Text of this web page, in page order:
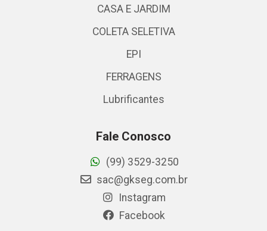
CASA E JARDIM
COLETA SELETIVA
EPI
FERRAGENS
Lubrificantes
Fale Conosco
(99) 3529-3250
sac@gkseg.com.br
Instagram
Facebook